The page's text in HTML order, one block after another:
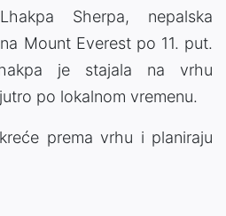
Sherpa, nepalska
Mount Everest po 11. put.
je stajala na vrhu
po lokalnom vremenu.
prema vrhu i planiraju